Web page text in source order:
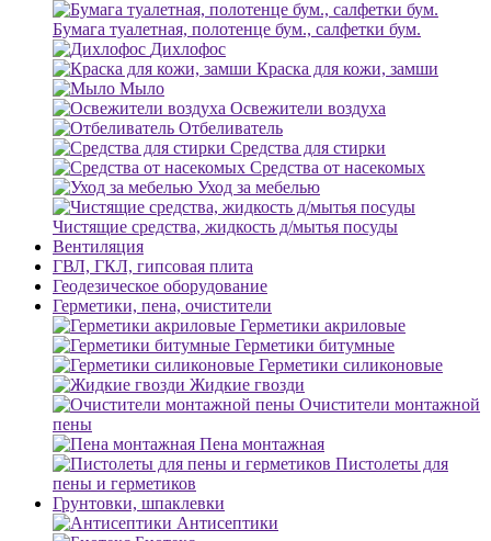
Бумага туалетная, полотенце бум., салфетки бум.
Дихлофос
Краска для кожи, замши
Мыло
Освежители воздуха
Отбеливатель
Средства для стирки
Средства от насекомых
Уход за мебелью
Чистящие средства, жидкость д/мытья посуды
Вентиляция
ГВЛ, ГКЛ, гипсовая плита
Геодезическое оборудование
Герметики, пена, очистители
Герметики акриловые
Герметики битумные
Герметики силиконовые
Жидкие гвозди
Очистители монтажной
пены
Пена монтажная
Пистолеты для
пены и герметиков
Грунтовки, шпаклевки
Антисептики